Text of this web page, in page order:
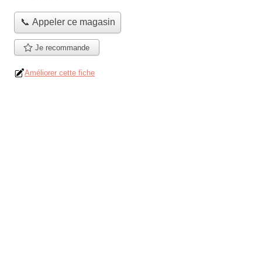
📞 Appeler ce magasin
Je recommande
Améliorer cette fiche